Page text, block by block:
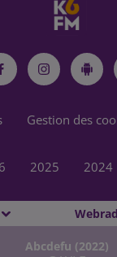
Abcdefu (2022)
Gestion des
2025 2024